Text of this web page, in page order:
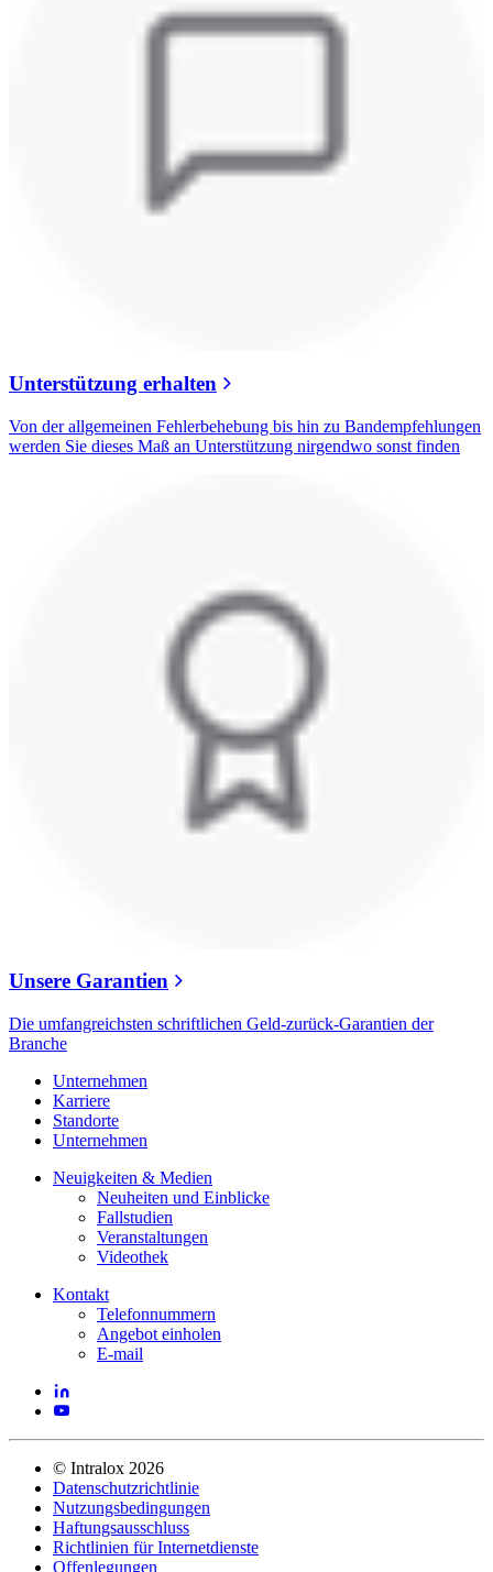
Unterstützung erhalten
Von der allgemeinen Fehlerbehebung bis hin zu Bandempfehlungen
werden Sie dieses Maß an Unterstützung nirgendwo sonst finden
Unsere Garantien
Die umfangreichsten schriftlichen Geld-zurück-Garantien der
Branche
Unternehmen
Karriere
Standorte
Unternehmen
Neuigkeiten & Medien
Neuheiten und Einblicke
Fallstudien
Veranstaltungen
Videothek
Kontakt
Telefonnummern
Angebot einholen
E-mail
© Intralox 2026
Datenschutzrichtlinie
Nutzungsbedingungen
Haftungsausschluss
Richtlinien für Internetdienste
Offenlegungen